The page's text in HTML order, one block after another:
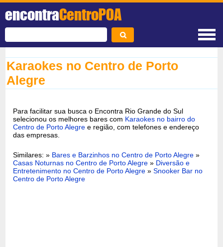
encontraCentroPOA
Karaokes no Centro de Porto
Alegre
Para facilitar sua busca o Encontra Rio Grande do Sul
selecionou os melhores bares com Karaokes no bairro do
Centro de Porto Alegre e região, com telefones e endereço
das empresas.
Similares: » Bares e Barzinhos no Centro de Porto Alegre »
Casas Noturnas no Centro de Porto Alegre » Diversão e
Entretenimento no Centro de Porto Alegre »Snooker Bar no
Centro de Porto Alegre